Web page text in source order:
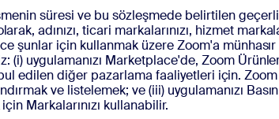
süresi ve bu sözleşmede belirtilen
adınızı, ticari markalarınızı, hizmet
şunlar için kullanmak üzere Zoom'a
uygulamanızı Marketplace'de, Zoom
edilen diğer pazarlama faaliyetleri için.
ve listelemek; ve (iii) uygulamanızı
Markalarınızı kullanabilir.